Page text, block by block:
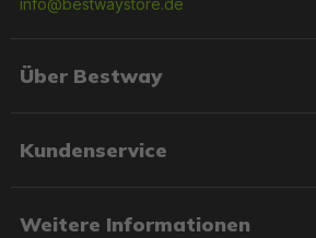
info@bestwaystore.de
Über Bestway
Kundenservice
Weitere Informationen